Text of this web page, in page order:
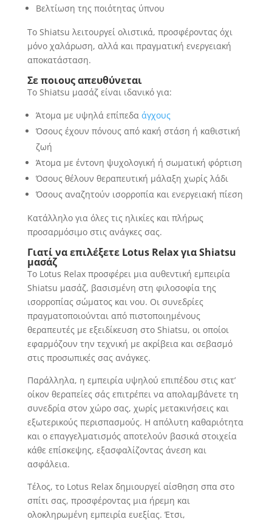
Βελτίωση της ποιότητας ύπνου
Το Shiatsu λειτουργεί ολιστικά, προσφέροντας όχι
μόνο χαλάρωση, αλλά και πραγματική ενεργειακή
αποκατάσταση.
Σε ποιους απευθύνεται
Το Shiatsu μασάζ είναι ιδανικό για:
Άτομα με υψηλά επίπεδα άγχους
Όσους έχουν πόνους από κακή στάση ή καθιστική
ζωή
Άτομα με έντονη ψυχολογική ή σωματική φόρτιση
Όσους θέλουν θεραπευτική μάλαξη χωρίς λάδι
Όσους αναζητούν ισορροπία και ενεργειακή πίεση
Κατάλληλο για όλες τις ηλικίες και πλήρως
προσαρμόσιμο στις ανάγκες σας.
Γιατί να επιλέξετε Lotus RelaxγιαShiatsu
μασάζ
Το Lotus Relax προσφέρει μια αυθεντική εμπειρία
Shiatsu μασάζ, βασισμένη στη φιλοσοφία της
ισορροπίας σώματος και νου. Οι συνεδρίες
πραγματοποιούνται από πιστοποιημένους
θεραπευτές με εξειδίκευση στο Shiatsu, οι οποίοι
εφαρμόζουν την τεχνική με ακρίβεια και σεβασμό
στις προσωπικές σας ανάγκες.
Παράλληλα, η εμπειρία υψηλού επιπέδου στις κατ’
οίκον θεραπείες σάς επιτρέπει να απολαμβάνετε τη
συνεδρία στον χώρο σας, χωρίς μετακινήσεις και
εξωτερικούς περισπασμούς. Η απόλυτη καθαριότητα
και ο επαγγελματισμός αποτελούν βασικά στοιχεία
κάθε επίσκεψης, εξασφαλίζοντας άνεση και
ασφάλεια.
Τέλος, το Lotus Relax δημιουργεί αίσθηση σπα στο
σπίτι σας, προσφέροντας μια ήρεμη και
ολοκληρωμένη εμπειρία ευεξίας. Έτσι,